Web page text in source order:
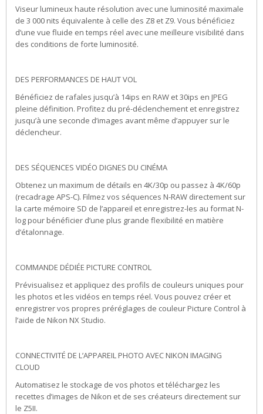
Viseur lumineux haute résolution avec une luminosité maximale
de 3 000 nits équivalente à celle des Z8 et Z9. Vous bénéficiez
d’une vue fluide en temps réel avec une meilleure visibilité dans
des conditions de forte luminosité.
DES PERFORMANCES DE HAUT VOL
Bénéficiez de rafales jusqu’à 14ips en RAW et 30ips en JPEG
pleine définition. Profitez du pré-déclenchement et enregistrez
jusqu’à une seconde d’images avant même d’appuyer sur le
déclencheur.
DES SÉQUENCES VIDÉO DIGNES DU CINÉMA
Obtenez un maximum de détails en 4K/30p ou passez à 4K/60p
(recadrage APS-C). Filmez vos séquences N-RAW directement sur
la carte mémoire SD de l’appareil et enregistrez-les au format N-
log pour bénéficier d’une plus grande flexibilité en matière
d’étalonnage.
COMMANDE DÉDIÉE PICTURE CONTROL
Prévisualisez et appliquez des profils de couleurs uniques pour
les photos et les vidéos en temps réel. Vous pouvez créer et
enregistrer vos propres préréglages de couleur Picture Control à
l’aide de Nikon NX Studio.
CONNECTIVITÉ DE L’APPAREIL PHOTO AVEC NIKON IMAGING
CLOUD
Automatisez le stockage de vos photos et téléchargez les
recettes d’images de Nikon et de ses créateurs directement sur
le Z5II.